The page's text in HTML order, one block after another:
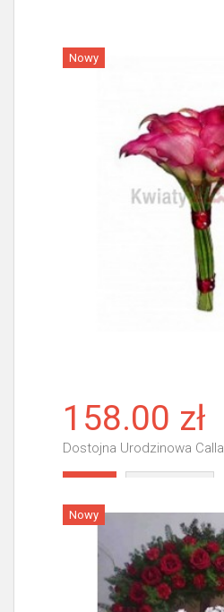
Nowy
158.00 zł
Dostojna Urodzinowa Calla
Nowy